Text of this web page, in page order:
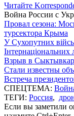
Читайте
Война России с
Провал сезона:
турсектора Крыма
У Сухопутних
Інтернаціональних
Взрыв в
Стали известны
Встреча
СПЕЦТЕМА:
ТЕГИ: Россия,
Если вы заметили